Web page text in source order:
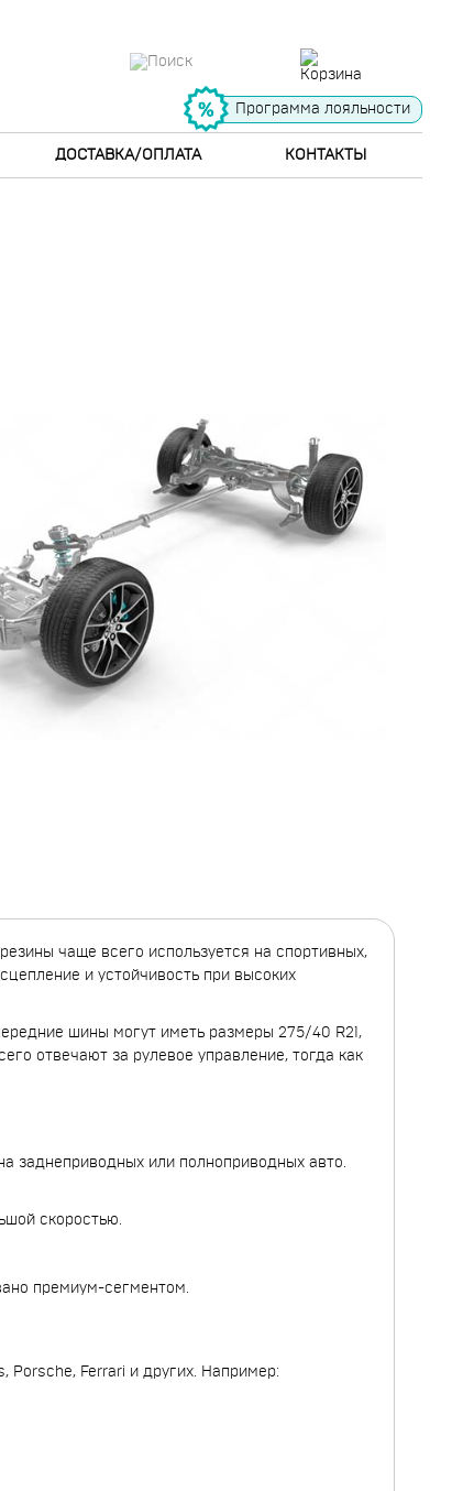
Программа лояльности
ДОСТАВКА/ОПЛАТА КОНТАКТЫ
чаще всего используется на спортивных,
и устойчивость при высоких
шины могут иметь размеры 275/40 R21,
отвечают за рулевое управление, тогда как
заднеприводных или полноприводных авто.
скоростью.
премиум-сегментом.
Porsche, Ferrari и других. Например: